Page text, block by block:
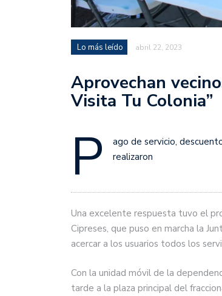
Lo más leído abril 22, 2023
Aprovechan
Visita Tu Colonia”
P
ago de servicio,
realizaron
Una excelente respuesta tuvo el
Cipreses, que puso en marcha la
acercar a los usuarios todos los
Con la unidad móvil de la
tarde a la plaza principal del